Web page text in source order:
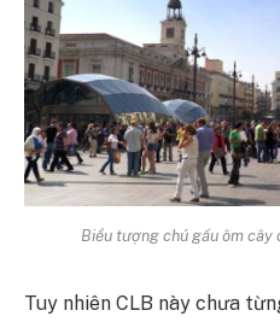
Biểu tượng chú gấu ôm
Tuy nhiên CLB này chưa